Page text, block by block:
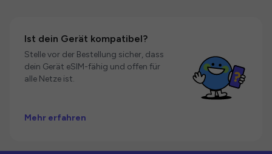
Ist dein Gerät kompatibel?
Stelle vor der Bestellung sicher, dass
dein Gerät eSIM-fähig und offen für
alle Netze ist.
Mehr erfahren